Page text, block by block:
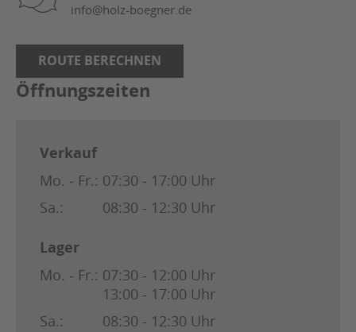
info@holz-boegner.de
ROUTE BERECHNEN
Öffnungszeiten
Verkauf
Mo. - Fr.: 07:30 - 17:00 Uhr
Sa.:
08:30 - 12:30 Uhr
Lager
Mo. - Fr.: 07:30 - 12:00 Uhr
13:00 - 17:00 Uhr
Sa.:
08:30 - 12:30 Uhr